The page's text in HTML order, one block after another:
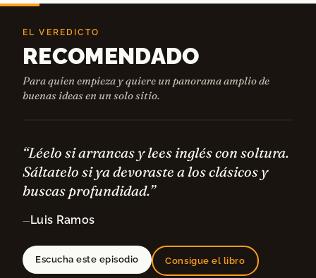
EL VEREDICTO
RECOMENDADO
Para quien empieza y quiere un panorama amplio de
buenas ideas en un solo sitio.
“Léelo si arrancas y lees inglés con soltura.
Sáltatelo si ya devoraste a los clásicos y
buscas profundidad.”
— Luis Ramos
Escucha este episodio Consigue el libro